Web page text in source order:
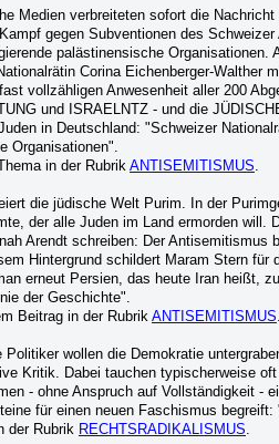
Medien verbreiteten sofort die
gegen Subventionen des
palästinensische Organisationen.
Corina Eichenberger-Walther
vollzähligen Anwesenheit aller 200
und ISRAELNTZ - und die
in Deutschland: "Schweizer
Organisationen".
in der Rubrik ANTISEMITISMUS.
die jüdische Welt Purim. In der
der alle Juden im Land ermorden
Arendt schreiben: Der
Hintergrund schildert Maram Stern
erneut Persien, das heute Iran heißt,
der Geschichte".
Beitrag in der RubrikANTISEMITISMUS.
Politiker wollen die Demokratie
Kritik. Dabei tauchen typischerweise
- ohne Anspruch auf Vollständigkeit -
für einen neuen Faschismus
der Rubrik RECHTSRADIKALISMUS.